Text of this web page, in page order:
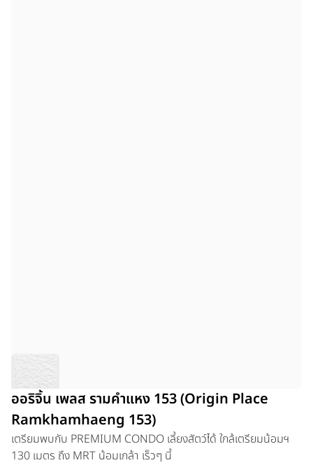
ออริจิ้น เพลส รามคำแหง 153 (Origin Place
Ramkhamhaeng 153)
เตรียมพบกับ PREMIUM CONDO เลี้ยงสัตว์ได้ ใกล้เตรียมน้อมฯ
130 เมตร ถึง MRT น้อมเกล้า เร็วๆ นี้